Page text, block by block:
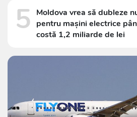
5 Moldova vrea să dubleze
pentru mașini electrice
costă 1,2 miliarde de lei